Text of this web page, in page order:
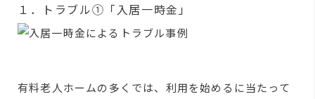
１．トラブル①「入居一時金」
有料老人ホームの多くでは、利用を始めるに当たって